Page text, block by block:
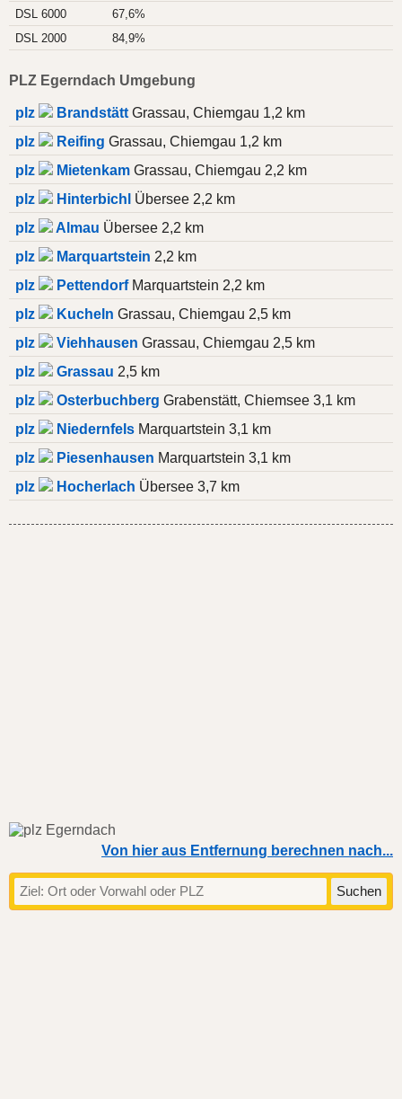
DSL 6000
67,6%
DSL 2000
84,9%
PLZ Egerndach Umgebung
plz Brandstätt Grassau, Chiemgau 1,2 km
plz
Reifing Grassau, Chiemgau 1,2 km
plz
Mietenkam Grassau, Chiemgau 2,2 km
plz
Hinterbichl Übersee 2,2 km
plz
Almau Übersee 2,2 km
plz
Marquartstein 2,2 km
plz
PettendorfMarquartstein 2,2 km
plz
Kucheln Grassau, Chiemgau 2,5 km
plz
Viehhausen Grassau, Chiemgau 2,5 km
plz
Grassau 2,5 km
plz
Osterbuchberg Grabenstätt, Chiemsee 3,1 km
plz
Niedernfels Marquartstein 3,1 km
plz
Piesenhausen Marquartstein 3,1 km
plz
Hocherlach Übersee 3,7 km
Von hier aus Entfernung berechnen nach...